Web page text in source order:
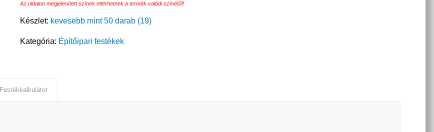
Az oldalon megjelenített színek eltérhetnek a termék valódi színétől!
Készlet: kevesebb mint 50 darab (19)
Kategória: Építőipari festékek
Festékkalkulátor